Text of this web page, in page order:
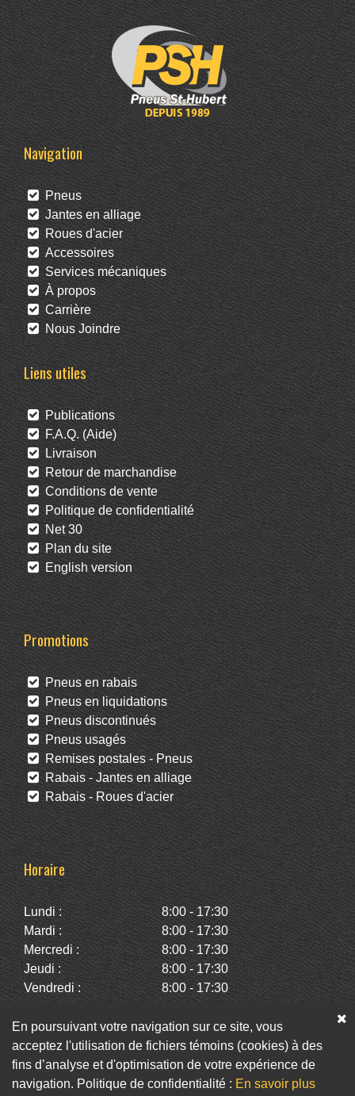
Navigation
Pneus
Jantes en alliage
Roues d'acier
Accessoires
Services mécaniques
À propos
Carrière
Nous Joindre
Liens utiles
Publications
F.A.Q. (Aide)
Livraison
Retour de marchandise
Conditions de vente
Politique de confidentialité
Net 30
Plan du site
English version
Promotions
Pneus en rabais
Pneus en liquidations
Pneus discontinués
Pneus usagés
Remises postales - Pneus
Rabais - Jantes en alliage
Rabais - Roues d'acier
Horaire
Lundi :
8:00 - 17:30
Mardi :
8:00 - 17:30
Mercredi :
8:00 - 17:30
Jeudi :
8:00 - 17:30
Vendredi :
8:00 - 17:30
Dimanche :
Fermé
Facebook Twitter Infolettre
En poursuivant votre navigation sur ce site, vous
acceptez l'utilisation de fichiers témoins (cookies) à des
fins d’analyse et d'optimisation de votre expérience de
navigation. Politique de confidentialité : En savoir plus